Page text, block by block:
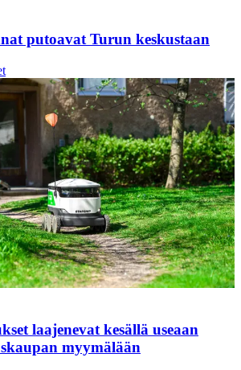
putoavat Turun keskustaan
laajenevat kesällä useaan
myymälään